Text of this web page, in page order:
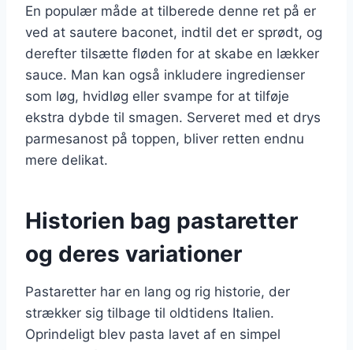
En populær måde at tilberede denne ret på er
ved at sautere baconet, indtil det er sprødt, og
derefter tilsætte fløden for at skabe en lækker
sauce. Man kan også inkludere ingredienser
som løg, hvidløg eller svampe for at tilføje
ekstra dybde til smagen. Serveret med et drys
parmesanost på toppen, bliver retten endnu
mere delikat.
Historien bag pastaretter
og deres variationer
Pastaretter har en lang og rig historie, der
strækker sig tilbage til oldtidens Italien.
Oprindeligt blev pasta lavet af en simpel